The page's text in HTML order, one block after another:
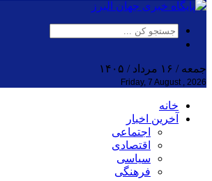
جمعه / ۱۶ مرداد / ۱۴۰۵
Friday, 7 August , 2026
خانه
آخرین اخبار
اجتماعی
اقتصادی
سیاسی
فرهنگی